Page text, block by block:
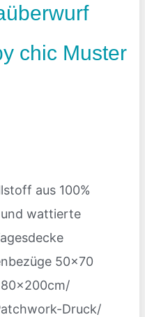
chic Muster
aus 100%
wattierte
50×70
Druck/